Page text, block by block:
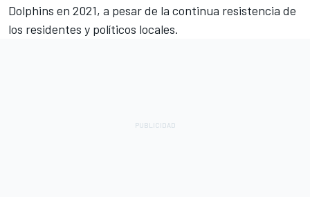
Dolphins en 2021, a pesar de la continua resistencia de
los residentes y políticos locales.